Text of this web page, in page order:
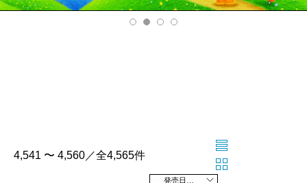
v
xt
4,541 〜 4,560／全4,565件